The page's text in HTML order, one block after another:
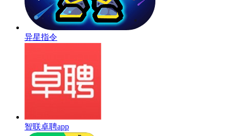
异星指令
智联卓聘app